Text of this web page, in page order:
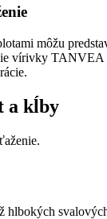
môžu
vírivky TANVEA
a kĺby
hlbokých